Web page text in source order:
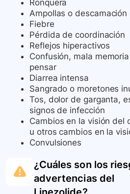
Ronquera
Ampollas o descamación
Fiebre
Pérdida de coordinación
Reflejos hiperactivos
Confusión, mala
pensar
Diarrea intensa
Sangrado o moretones
Tos, dolor de garganta,
signos de infección
Cambios en la visión del
u otros cambios en la
Convulsiones
¿Cuáles son los
advertencias del